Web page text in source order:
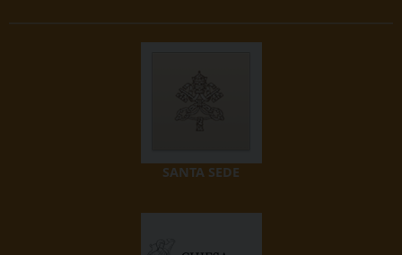
SANTA SEDE